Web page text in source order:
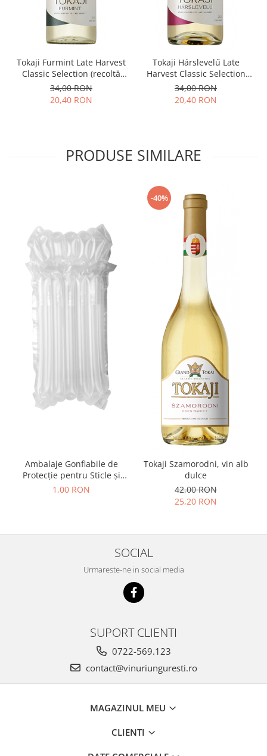
Tokaji Furmint Late Harvest
Classic Selection (recoltă
târzie), vin alb dulce
34,00 RON
20,40 RON
Tokaji Hárslevelű Late
Harvest Classic Selection
(recoltă târzie), vin alb
dulce
34,00 RON
20,40 RON
PRODUSE SIMILARE
Ambalaje Gonflabile de
Protecție pentru Sticle și
Borcane din Sticlă –
1,00 RON
-40%
Tokaji Szamorodni, vin alb
dulce
42,00 RON
25,20 RON
SOCIAL
Urmareste-ne in social media
SUPORT CLIENTI
0722-569.123
contact@vinuriunguresti.ro
MAGAZINUL MEU
CLIENTI